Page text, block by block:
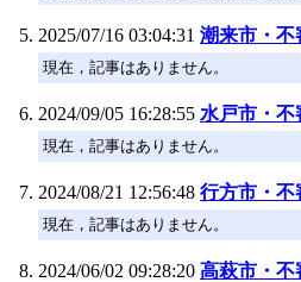
2025/07/16 03:04:31 潮来市・不
現在，記事はありません。
2024/09/05 16:28:55 水戸市・不
現在，記事はありません。
2024/08/21 12:56:48 行方市・不
現在，記事はありません。
2024/06/02 09:28:20 高萩市・不